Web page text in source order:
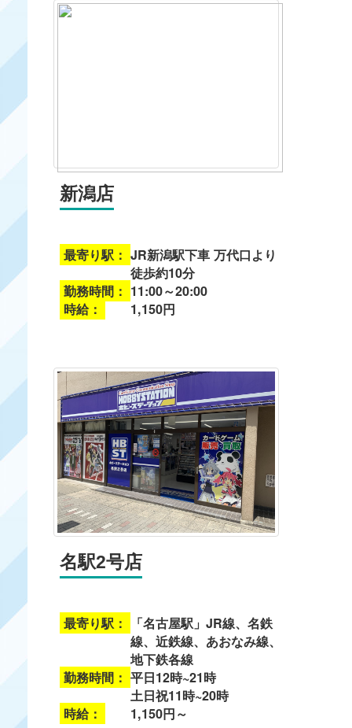
新潟店
最寄り駅： JR新潟駅下車 万代口より
徒歩約10分
勤務時間： 11:00～20:00
時給：
1,150円
名駅2号店
最寄り駅：
「名古屋駅」JR線、名鉄
線、近鉄線、あおなみ線、
地下鉄各線
勤務時間： 平日12時~21時
土日祝11時~20時
時給：
1,150円～